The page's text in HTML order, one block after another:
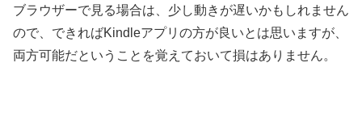
ブラウザーで見る場合は、少し動きが遅いかもしれません
ので、できればKindleアプリの方が良いとは思いますが、
両方可能だということを覚えておいて損はありません。